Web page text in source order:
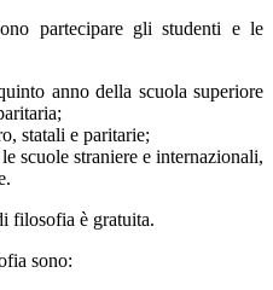
partecipare gli studenti e le
anno della scuola superiore
statali e paritarie;
scuole straniere e internazionali,
filosofia è gratuita.
sono: